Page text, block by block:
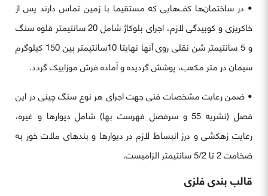
• در ساختمان‌ها کف‌هایی که مستقیما با زمین تماس دارند پس از
خاکریزی و کوبیدگی لازم، اجرای بلوکاژ شامل 20 سانتیمتر قلوه سنگ
و 5 سانتیمتر شن نقلی روی آنها نهایتا 10سانتیمتر بین 150 کیلوگرم
سیمان در متر مکعب، پوشش گردیده و آماده فرش موزاییک گردد.
• ضمن رعایت مشخصات فنی جهت اجرای هر نوع سنگ چینی در این
فصل (نشریه 55 و سرفصل فهرست بها) شامل دیوارها و غیره،
رعایت زهکشی و درز انبساط لازم در دیوارها و بندهای ملات خور به
ضخامت 2 تا 5/2 سانتیمتر الزامیست.
قالب بندی فلزی